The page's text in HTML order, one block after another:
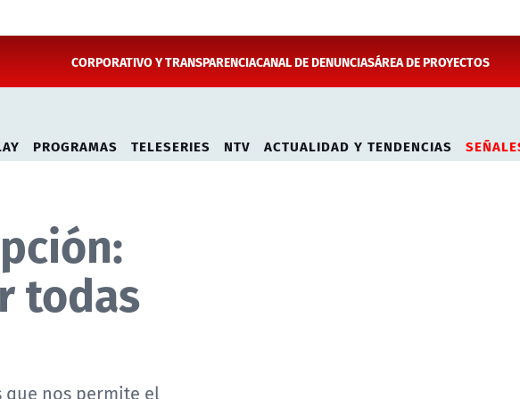
CORPORATIVO Y TRANSPARENCIACANAL DE DENUNCIASÁREA DE PROYECTOS
PROGRAMAS TELESERIES NTV ACTUALIDAD Y TENDENCIAS
todas
nos permite el